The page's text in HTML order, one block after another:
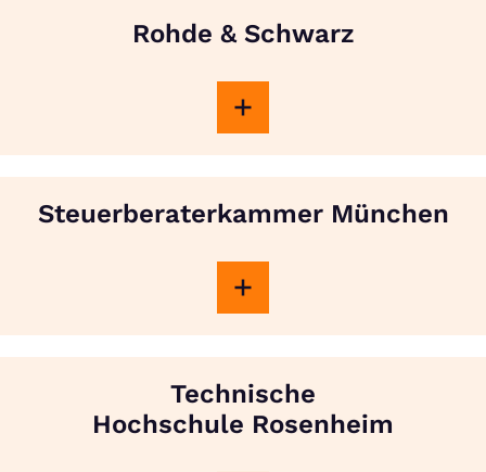
Rohde & Schwarz
Steuerberaterkammer München
Technische
Hochschule Rosenheim